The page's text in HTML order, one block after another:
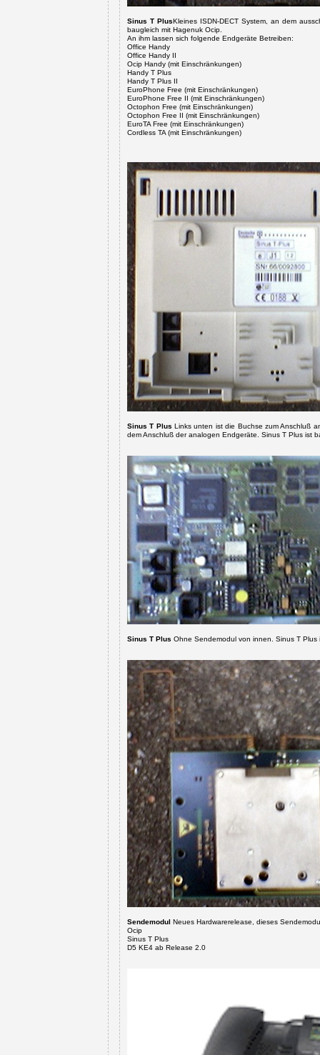
Sinus T PlusKleines ISDN-DECT System, an dem
baugleich mit Hagenuk Ocip.
An ihm lassen sich folgende Endgeräte Betreiben:
Office Handy
Office Handy II
Ocip Handy (mit Einschränkungen)
Handy T Plus
Handy T Plus II
EuroPhone Free (mit Einschränkungen)
EuroPhone Free II (mit Einschränkungen)
Octophon Free (mit Einschränkungen)
Octophon Free II (mit Einschränkungen)
EuroTA Free (mit Einschränkungen)
Cordless TA (mit Einschränkungen)
Sinus T Plus Links unten ist die Buchse zum Anschluß
dem Anschluß der analogen Endgeräte.
Sinus T Plus ist
Sinus T Plus Ohne Sendemodul von innen. Sinus T Plus
Sendemodul Neues Hardwarerelease, dieses
Ocip
Sinus T Plus
D5 KE4 ab Release 2.0